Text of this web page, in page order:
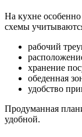
На кухне
схемы
рабочий
хранение
обеденная
удобство
Продуманная
удобной.